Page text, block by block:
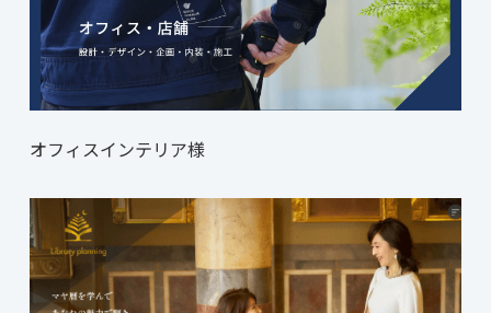
オフィスインテリア様